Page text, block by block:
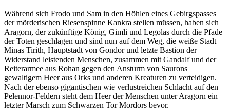
Während sich Frodo und Sam in den Höhlen eines Gebirgspasses
der mörderischen Riesenspinne Kankra stellen müssen, haben sich
Aragorn, der zukünftige König, Gimli und Legolas durch die Pfade
der Toten geschlagen und sind nun auf dem Weg, die weiße Stadt
Minas Tirith, Hauptstadt von Gondor und letzte Bastion der
Widerstand leistenden Menschen, zusammen mit Gandalf und der
Reiterarmee aus Rohan gegen den Ansturm von Saurons
gewaltigem Heer aus Orks und anderen Kreaturen zu verteidigen.
Nach der ebenso gigantischen wie verlustreichen Schlacht auf den
Pelennor-Feldern steht dem Heer der Menschen unter Aragorn ein
letzter Marsch zum Schwarzen Tor Mordors bevor.